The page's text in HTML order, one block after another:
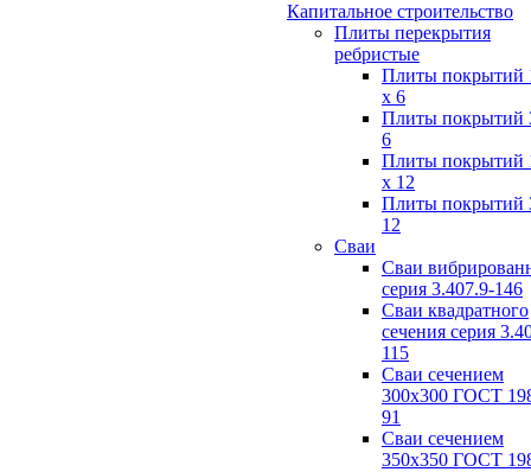
Капитальное строительство
Плиты перекрытия
ребристые
Плиты покрытий
x 6
Плиты покрытий
6
Плиты покрытий
x 12
Плиты покрытий
12
Сваи
Сваи
серия 3.407.9-146
Сваи квадратного
сечения серия
115
Сваи сечением
300х300 ГОСТ
91
Сваи сечением
350х350 ГОСТ